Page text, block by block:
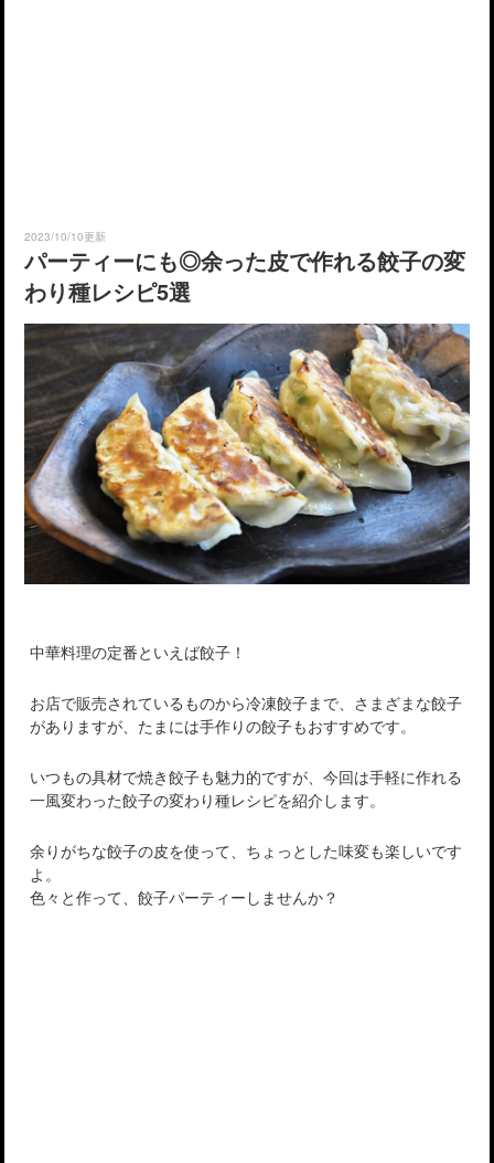
2023/10/10更新
パーティーにも◎余った皮で作れる餃子の変
わり種レシピ5選
中華料理の定番といえば餃子！
お店で販売されているものから冷凍餃子まで、さまざまな餃子
がありますが、たまには手作りの餃子もおすすめです。
いつもの具材で焼き餃子も魅力的ですが、今回は手軽に作れる
一風変わった餃子の変わり種レシピを紹介します。
余りがちな餃子の皮を使って、ちょっとした味変も楽しいです
よ。
色々と作って、餃子パーティーしませんか？